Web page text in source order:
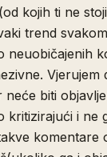
kojih ti ne
trend
neuobičajenih
Vjerujem
neće biti
kritizirajući i ne
komentare